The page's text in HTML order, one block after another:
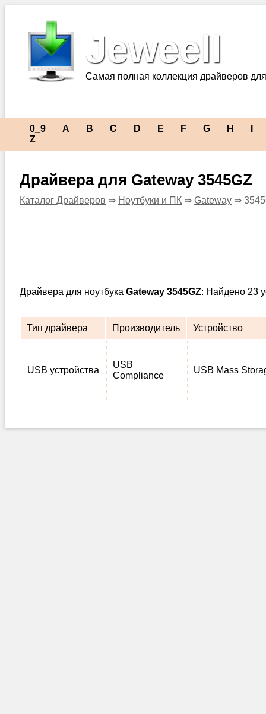
Jeweell
Самая полная коллекция драйверов
0_9 A B C D E F G H
Z
Драйвера для Gateway 3545GZ
Каталог Драйверов ⇒ Ноутбуки и ПК ⇒ Gateway ⇒
Драйвера для ноутбука Gateway 3545GZ: Найдено 23
Тип драйвера Производитель Устройство
USB устройства
USB
Compliance
USB Mass